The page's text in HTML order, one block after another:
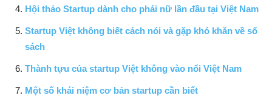
Hội thảo Startup dành cho phái nữ lần đầu tại Việt Nam
Startup Việt không biết cách nói và gặp khó khăn về sổ
sách
Thành tựu của startup Việt không vào nổi Việt Nam
Một số khái niệm cơ bản startup cần biết